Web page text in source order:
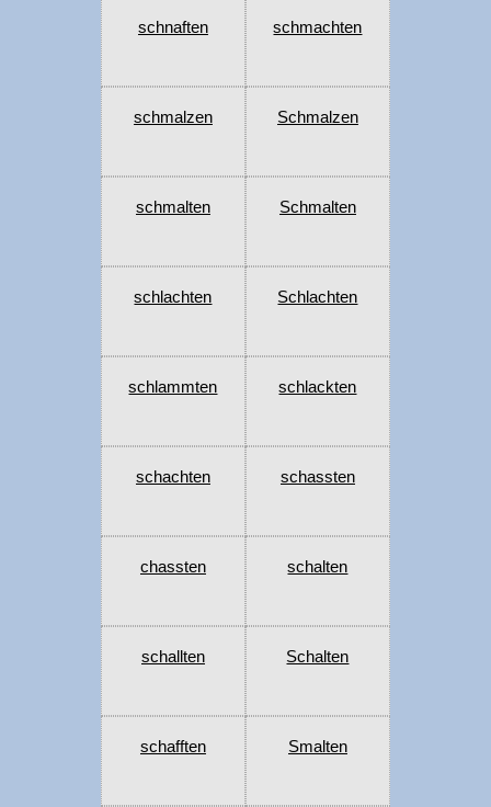
schnaften schmachten
schmalzen Schmalzen
schmalten Schmalten
schlachten Schlachten
schlammten schlackten
schachten schassten
chassten schalten
schallten Schalten
schafften Smalten